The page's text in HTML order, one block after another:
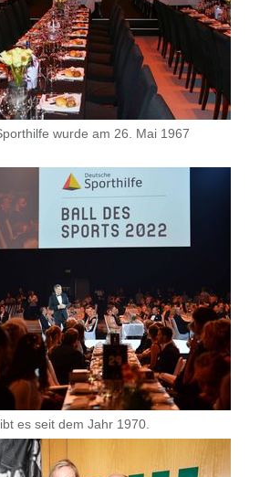
wurde am 26. Mai 1967
es seit dem Jahr 1970.